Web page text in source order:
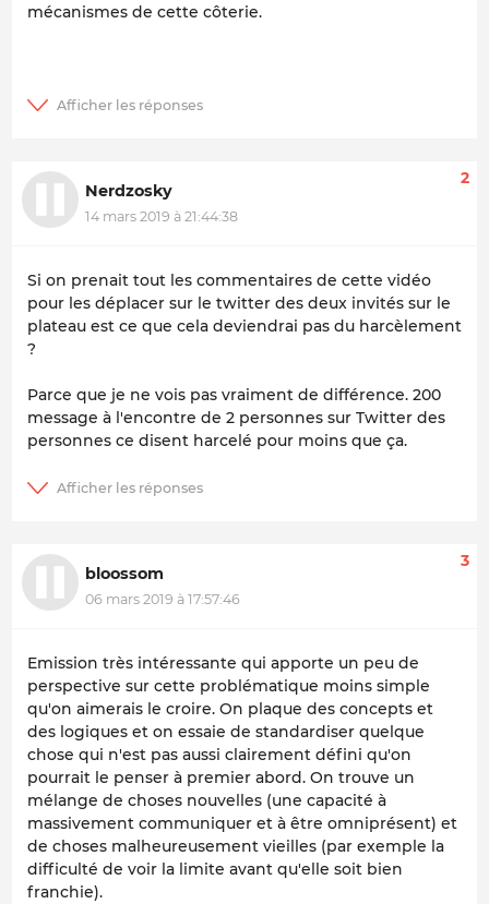
mécanismes de cette côterie.
Nerdzosky
14 mars 2019 à 21:44:38
2
Si on prenait tout les commentaires de cette vidéo
pour les déplacer sur le twitter des deux invités sur le
plateau est ce que cela deviendrai pas du harcèlement
?
Parce que je ne vois pas vraiment de différence. 200
message à l'encontre de 2 personnes sur Twitter des
personnes ce disent harcelé pour moins que ça.
bloossom
06 mars 2019 à 17:57:46
3
Emission très intéressante qui apporte un peu de
perspective sur cette problématique moins simple
qu'on aimerais le croire. On plaque des concepts et
des logiques et on essaie de standardiser quelque
chose qui n'est pas aussi clairement défini qu'on
pourrait le penser à premier abord. On trouve un
mélange de choses nouvelles (une capacité à
massivement communiquer et à être omniprésent) et
de choses malheureusement vieilles (par exemple la
difficulté de voir la limite avant qu'elle soit bien
franchie).